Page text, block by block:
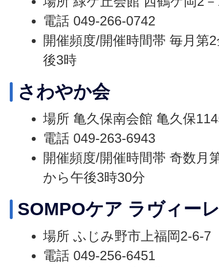
電話 049-266-0742
開催頻度/開催時間帯 毎月第
後3時
さわやか会
場所 亀久保南会館 亀久保
電話 049-263-6943
開催頻度/開催時間帯 奇数月
から午後3時30分
SOMPOケア ラヴィー
場所 ふじみ野市上福岡2-6-7
電話 049-256-6451